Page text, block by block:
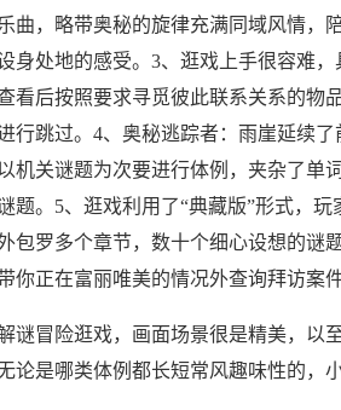
曲，略带奥秘的旋律充满同域风情，
身处地的感受。3、逛戏上手很容难
看后按照要求寻觅彼此联系关系的物
行跳过。4、奥秘逃踪者：雨崖延续
机关谜题为次要进行体例，夹杂了单
题。5、逛戏利用了“典藏版”形式，
包罗多个章节，数十个细心设想的谜
你正在富丽唯美的情况外查询拜访案
冒险逛戏，画面场景很是精美，以
论是哪类体例都长短常风趣味性的，